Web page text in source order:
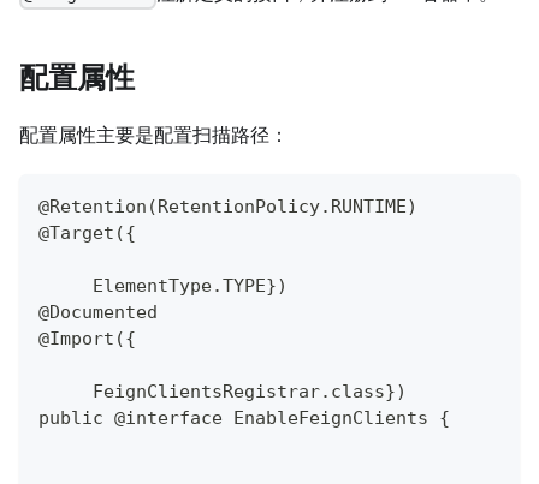
配置属性
配置属性主要是配置扫描路径：
@Retention(RetentionPolicy.RUNTIME)
@Target({
     ElementType.TYPE})
@Documented
@Import({
     FeignClientsRegistrar.class})
public @interface EnableFeignClients {